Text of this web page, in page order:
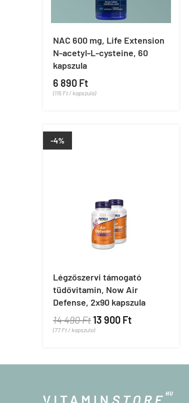
NAC 600 mg, Life Extension
N-acetyl-L-cysteine, 60
kapszula
6 890 Ft
(115 Ft / kapszula)
-4%
Légzőszervi támogató
tüdővitamin, Now Air
Defense, 2x90 kapszula
14 490 Ft 13 900 Ft
(77 Ft / kapszula)